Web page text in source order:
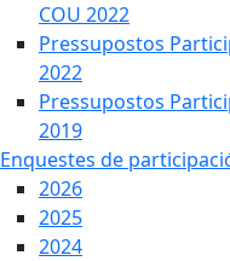
COU 2022
Pressupostos
2022
Pressupostos
2019
Enquestes de
2026
2025
2024